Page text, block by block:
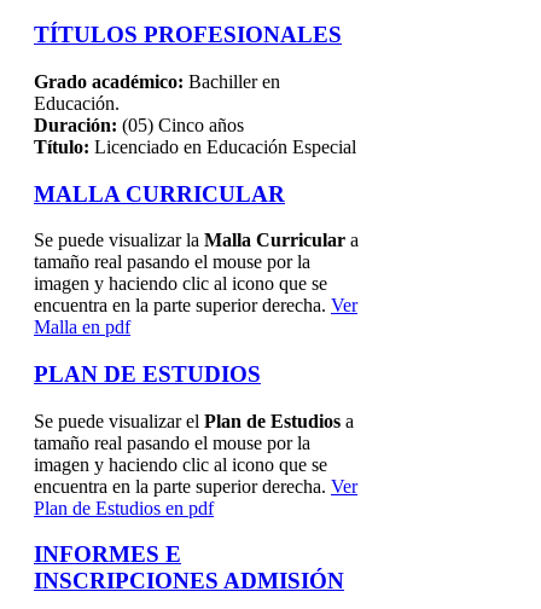
TÍTULOS PROFESIONALES
Grado académico: Bachiller en
Educación.
Duración: (05) Cinco años
Título: Licenciado en Educación Especial
MALLA CURRICULAR
Se puede visualizar la Malla Curricular a
tamaño real pasando el mouse por la
imagen y haciendo clic al icono que se
encuentra en la parte superior derecha. Ver
Malla en pdf
PLAN DE ESTUDIOS
Se puede visualizar el Plan de Estudios a
tamaño real pasando el mouse por la
imagen y haciendo clic al icono que se
encuentra en la parte superior derecha. Ver
Plan de Estudios en pdf
INFORMES E
INSCRIPCIONES ADMISIÓN